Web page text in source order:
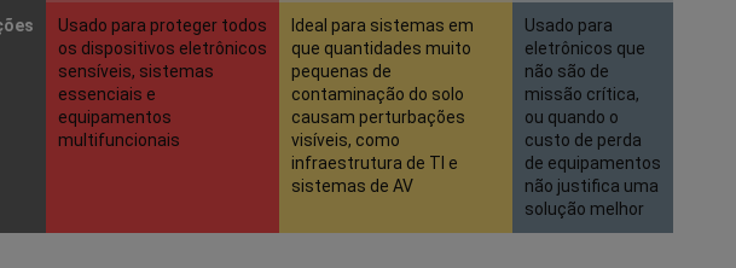
Usado para proteger todos
os dispositivos eletrônicos
sensíveis, sistemas
essenciais e
equipamentos
multifuncionais
Ideal para sistemas em
que quantidades muito
pequenas de
contaminação do solo
causam perturbações
visíveis, como
infraestrutura de TI e
sistemas de AV
Usado para
eletrônicos que
não são de
missão crítica,
ou quando o
custo de perda
de equipamentos
não justifica uma
solução melhor